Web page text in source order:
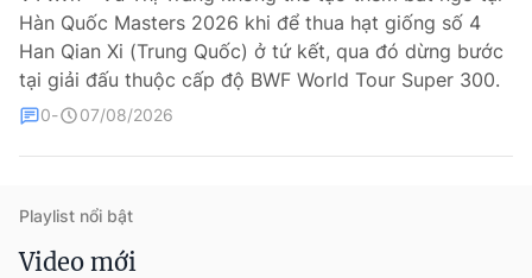
thuận bằng văn bản. Ghi rõ nguồn VTV.vn khi phát hành lại
thông tin từ website này.
Hàn Quốc Masters 2026 khi để thua hạt giống số 4
Han Qian Xi (Trung Quốc) ở tứ kết, qua đó dừng bước
tại giải đấu thuộc cấp độ BWF World Tour Super 300.
0 07/08/2026
Playlist nổi bật
Video mới